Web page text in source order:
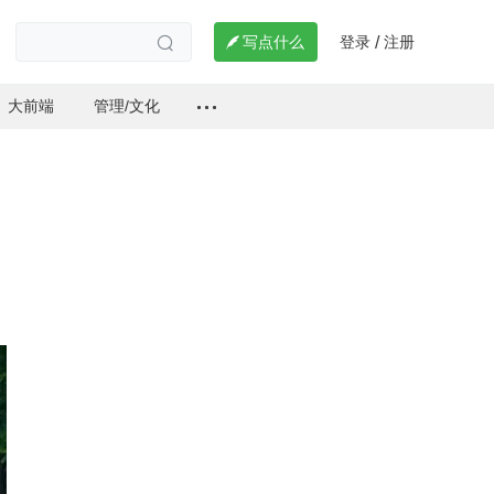
  写点什么 登录 / 注册
大前端 管理/文化